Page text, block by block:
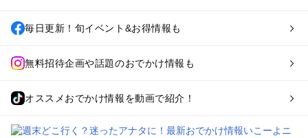
毎日更新！旬イベント&お得情報も
無料招待企画や話題のおでかけ情報も
オススメおでかけ情報を動画で紹介！